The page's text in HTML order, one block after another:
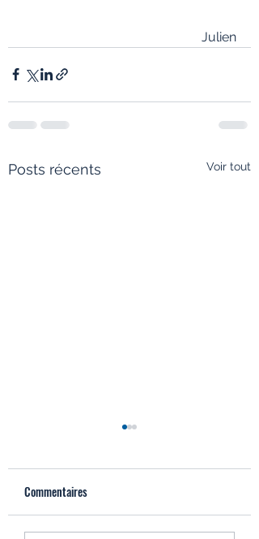
Julien
Posts récents Voir tout
Commentaires